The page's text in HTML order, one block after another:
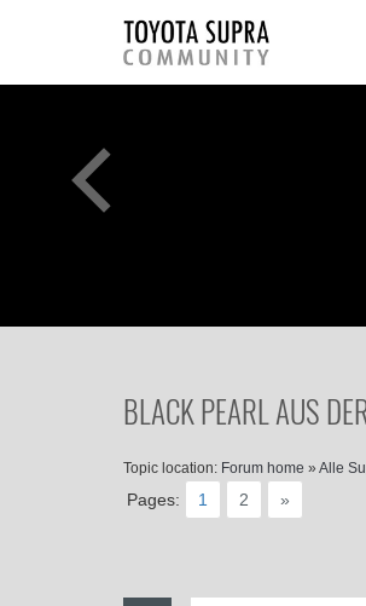
BLACK PEARL AUS
Topic location: Forum home » Alle
Pages: 1 2 »